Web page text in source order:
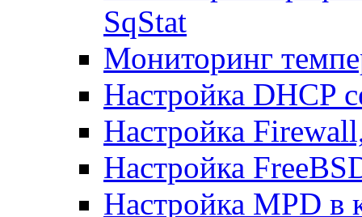
SqStat
Мониторинг
Настройка DHCP
Настройка
Настройка
Настройка MPD в